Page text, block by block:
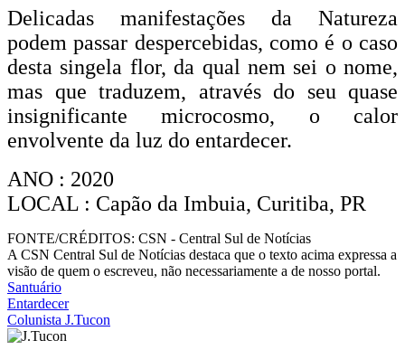
Delicadas manifestações da Natureza
podem passar despercebidas, como é o caso
desta singela flor, da qual nem sei o nome,
mas que traduzem, através do seu quase
insignificante microcosmo, o calor
envolvente da luz do entardecer.
ANO : 2020
LOCAL : Capão da Imbuia, Curitiba, PR
FONTE/CRÉDITOS: CSN - Central Sul de Notícias
A CSN Central Sul de Notícias destaca que o texto acima expressa a
visão de quem o escreveu, não necessariamente a de nosso portal.
Santuário
Entardecer
Colunista J.Tucon